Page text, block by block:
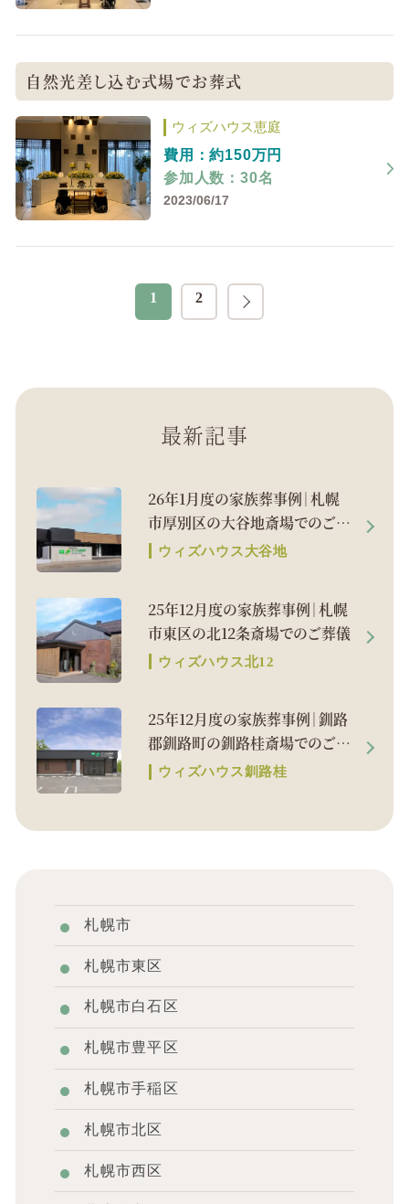
自然光差し込む式場でお葬式
ウィズハウス恵庭
費用：約150万円
参加人数：30名
2023/06/17
1 2
最新記事
26年1月度の家族葬事例｜札幌
市厚別区の大谷地斎場でのご葬
儀ウィズハウス大谷地
25年12月度の家族葬事例｜札幌
市東区の北12条斎場でのご葬儀
ウィズハウス北12
25年12月度の家族葬事例｜釧路
郡釧路町の釧路桂斎場でのご葬
儀ウィズハウス釧路桂
札幌市
札幌市東区
札幌市白石区
札幌市豊平区
札幌市手稲区
札幌市北区
札幌市西区